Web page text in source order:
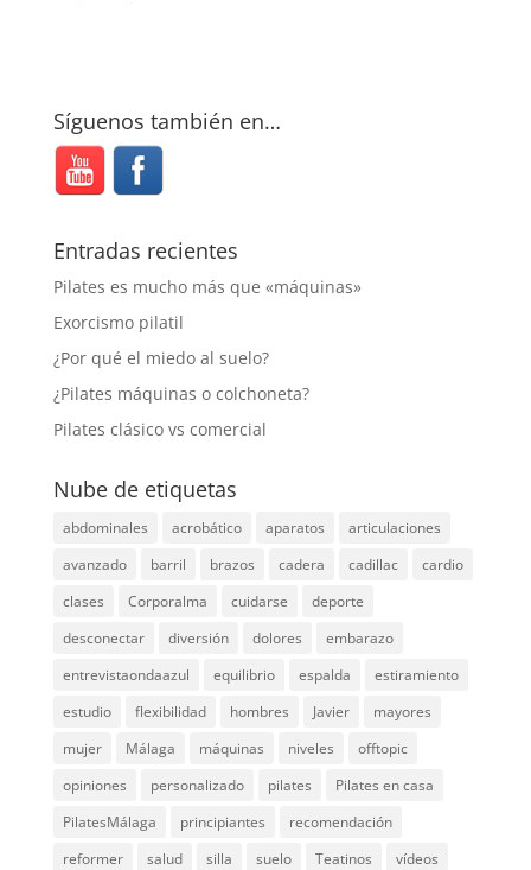
Síguenos también en…
Entradas recientes
Pilates es mucho más que «máquinas»
Exorcismo pilatil
¿Por qué el miedo al suelo?
¿Pilates máquinas o colchoneta?
Pilates clásico vs comercial
Nube de etiquetas
abdominales acrobático aparatos
articulaciones
avanzado
barril brazos cadera cadillac
cardio
clases
Corporalma cuidarse
deporte
desconectar
diversión dolores
embarazo
entrevistaondaazul
equilibrio espalda
estiramiento
estudio
flexibilidad hombres Javier
mayores
mujer
Málaga máquinas niveles
offtopic
opiniones
personalizado pilates
Pilates en casa
PilatesMálaga
principiantes
recomendación
reformer
salud silla suelo Teatinos vídeos